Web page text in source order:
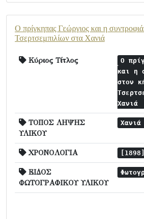
Ο πρίγκηπας Γεώργιος και η
Τσερτσεμπιλίων στα Χανιά
Κύριος Τίτλος
Ο
και η
στον
Χανιά
ΤΟΠΟΣ ΛΗΨΗΣ
ΥΛΙΚΟΥ
Χανιά
ΧΡΟΝΟΛΟΓΙΑ
ΕΙΔΟΣ
ΦΩΤΟΓΡΑΦΙΚΟΥ ΥΛΙΚΟΥ